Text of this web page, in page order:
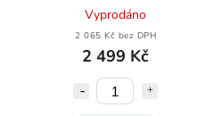
Vyprodáno
2 065 Kč bez DPH
2 499 Kč